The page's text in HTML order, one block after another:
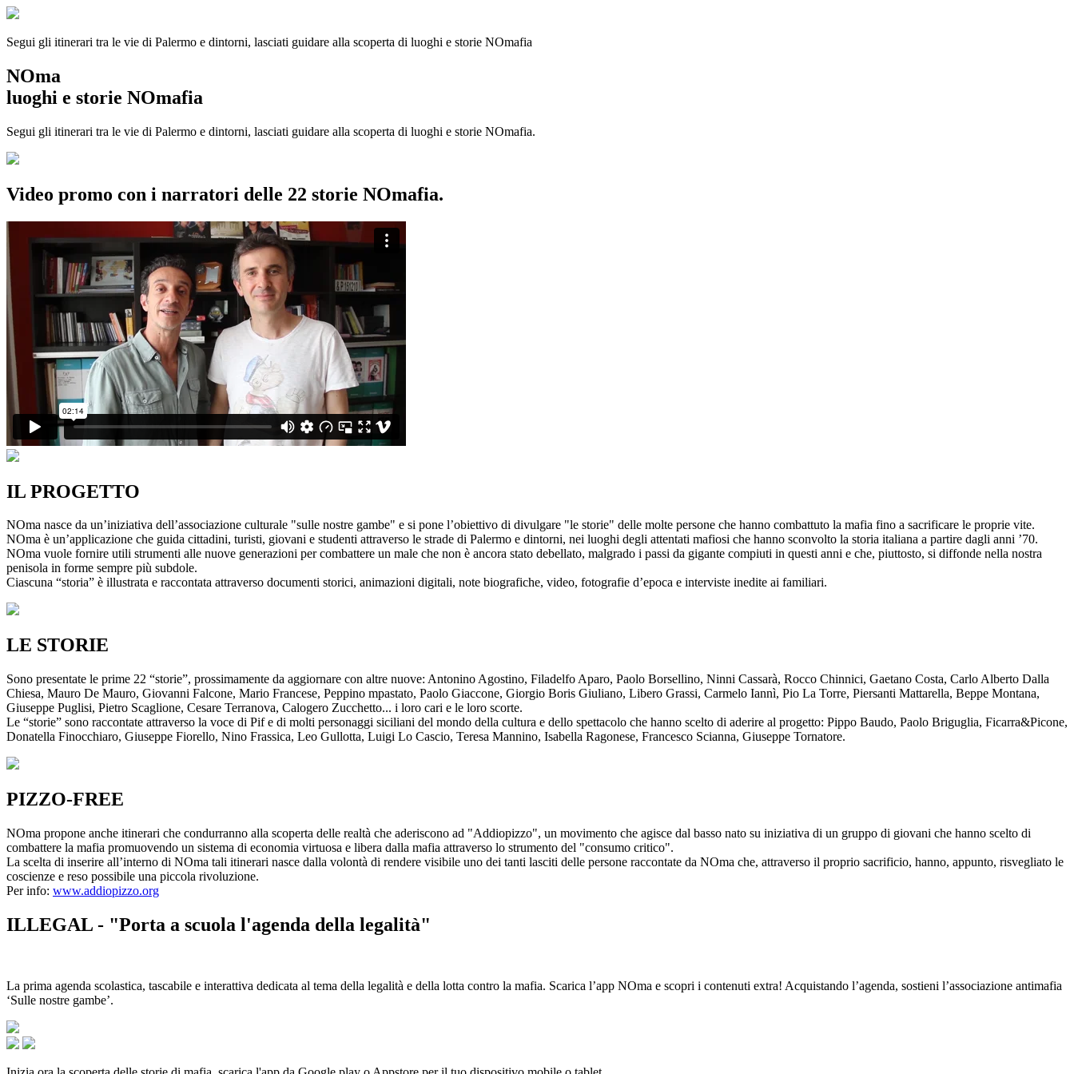
Segui gli itinerari tra le vie di Palermo e dintorni, lasciati guidare alla scoperta di luoghi e storie NOmafia
NOma
luoghi e storie NOmafia
Segui gli itinerari tra le vie di Palermo e dintorni, lasciati guidare alla scoperta di luoghi e storie NOmafia.
Video promo con i narratori delle 22 storie NOmafia.
IL PROGETTO
NOma nasce da un’iniziativa dell’associazione culturale "sulle nostre gambe" e si pone l’obiettivo di divulgare "le storie" delle molte persone che hanno combattuto la mafia fino a sacrificare le proprie vite.
NOma è un’applicazione che guida cittadini, turisti, giovani e studenti attraverso le strade di Palermo e dintorni, nei luoghi degli attentati mafiosi che hanno sconvolto la storia italiana a partire dagli anni ’70.
NOma vuole fornire utili strumenti alle nuove generazioni per combattere un male che non è ancora stato debellato, malgrado i passi da gigante compiuti in questi anni e che, piuttosto, si diffonde nella nostra
penisola in forme sempre più subdole.
Ciascuna “storia” è illustrata e raccontata attraverso documenti storici, animazioni digitali, note biografiche, video, fotografie d’epoca e interviste inedite ai familiari.
LE STORIE
Sono presentate le prime 22 “storie”, prossimamente da aggiornare con altre nuove: Antonino Agostino, Filadelfo Aparo, Paolo Borsellino, Ninni Cassarà, Rocco Chinnici, Gaetano Costa, Carlo Alberto Dalla
Chiesa, Mauro De Mauro, Giovanni Falcone, Mario Francese, Peppino mpastato, Paolo Giaccone, Giorgio Boris Giuliano, Libero Grassi, Carmelo Iannì, Pio La Torre, Piersanti Mattarella, Beppe Montana,
Giuseppe Puglisi, Pietro Scaglione, Cesare Terranova, Calogero Zucchetto... i loro cari e le loro scorte.
Le “storie” sono raccontate attraverso la voce di Pif e di molti personaggi siciliani del mondo della cultura e dello spettacolo che hanno scelto di aderire al progetto: Pippo Baudo, Paolo Briguglia, Ficarra&Picone,
Donatella Finocchiaro, Giuseppe Fiorello, Nino Frassica, Leo Gullotta, Luigi Lo Cascio, Teresa Mannino, Isabella Ragonese, Francesco Scianna, Giuseppe Tornatore.
PIZZO-FREE
NOma propone anche itinerari che condurranno alla scoperta delle realtà che aderiscono ad "Addiopizzo", un movimento che agisce dal basso nato su iniziativa di un gruppo di giovani che hanno scelto di
combattere la mafia promuovendo un sistema di economia virtuosa e libera dalla mafia attraverso lo strumento del "consumo critico".
La scelta di inserire all’interno di NOma tali itinerari nasce dalla volontà di rendere visibile uno dei tanti lasciti delle persone raccontate da NOma che, attraverso il proprio sacrificio, hanno, appunto, risvegliato le
coscienze e reso possibile una piccola rivoluzione.
Per info: www.addiopizzo.org
ILLEGAL - "Porta a scuola l'agenda della legalità"
La prima agenda scolastica, tascabile e interattiva dedicata al tema della legalità e della lotta contro la mafia. Scarica l’app NOma e scopri i contenuti extra! Acquistando l’agenda, sostieni l’associazione antimafia
‘Sulle nostre gambe’.